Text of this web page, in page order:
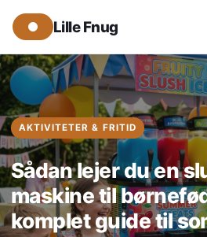
Lille Fnug
AKTIVITETER & FRITID
Sådan lejer du en
maskine til
komplet guide til